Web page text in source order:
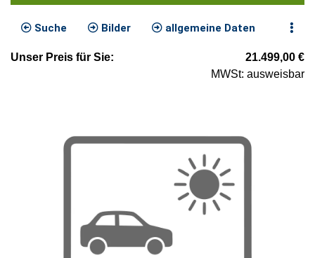
Suche Bilder allgemeine Daten
Unser Preis für Sie: 21.499,00 €
MWSt: ausweisbar